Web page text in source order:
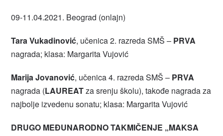
09-11.04.2021. Beograd (onlajn)
Tara Vukadinović, učenica 2. razreda SMŠ – PRVA
nagrada; klasa: Margarita Vujović
Marija Jovanović, učenica 4. razreda SMŠ – PRVA
nagrada (LAUREATza srenju školu), takođe nagrada za
najbolje izvedenu sonatu; klasa: Margarita Vujović
DRUGO MEĐUNARODNO TAKMIČENJE „MAKSA